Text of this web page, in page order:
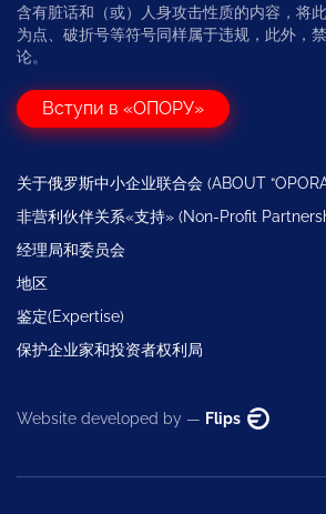
含有脏话和（或）人身攻击性质的内容，将
为点、破折号等符号同样属于违规，此外，
论。
Вступи в «ОПОРУ»
关于俄罗斯中小企业联合会 (ABOUT
非营利伙伴关系«支持» (Non-Profit
经理局和委员会
地区
鉴定(Expertise)
保护企业家和投资者权利局
Website developed by — Flips